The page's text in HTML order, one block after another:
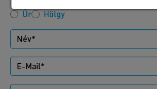
Úr Hölgy